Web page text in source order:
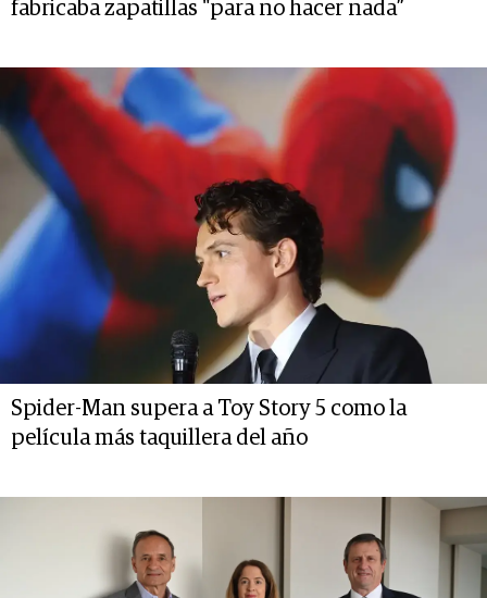
fabricaba zapatillas "para no hacer nada”
Spider-Man supera a Toy Story 5 como la
película más taquillera del año